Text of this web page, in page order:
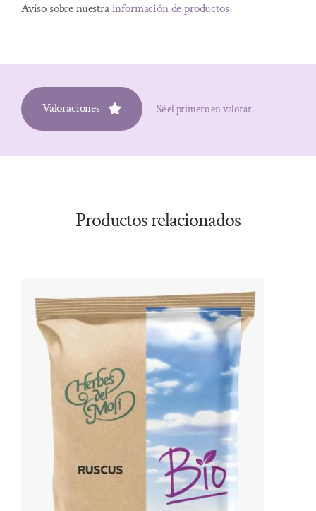
Aviso sobre nuestrainformación de productos
Valoraciones Sé el primero en valorar.
Productos relacionados